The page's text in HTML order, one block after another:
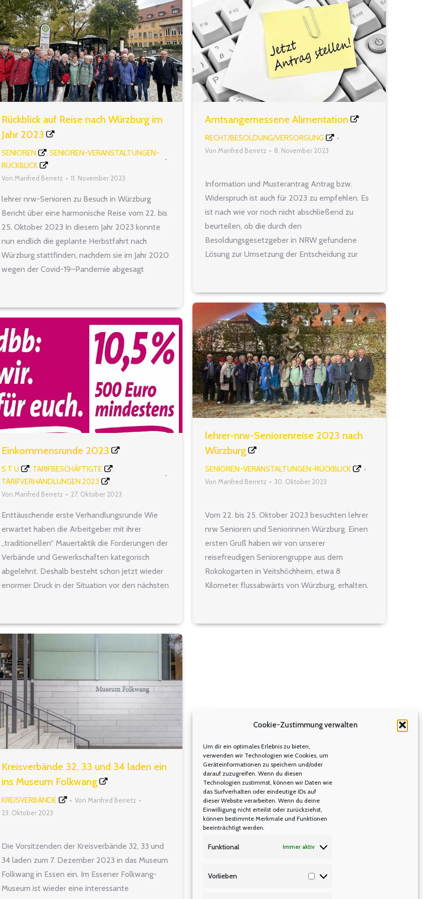
Cookie-Zustimmung verwalten
Um dir ein optimales Erlebnis zu bieten,
verwenden wir Technologien wie Cookies, um
Geräteinformationen zu speichern und/oder
darauf zuzugreifen. Wenn du diesen
Technologien zustimmst, können wir Daten wie
das Surfverhalten oder eindeutige IDs auf
dieser Website verarbeiten. Wenn du deine
Einwilligung nicht erteilst oder zurückziehst,
können bestimmte Merkmale und Funktionen
beeinträchtigt werden.
Funktional Immer aktiv
Vorlieben
Rückblick auf Reise nach Würzburg im
Jahr 2023
SENIOREN
SENIOREN-VERANSTALTUNGEN-
RÜCKBLICK
Von Manfred Berretz 11. November 2023
lehrer nrw-Senioren zu Besuch in Würzburg
Bericht über eine harmonische Reise vom 22. bis
25. Oktober 2023 In diesem Jahr 2023 konnte
nun endlich die geplante Herbstfahrt nach
Würzburg stattfinden, nachdem sie im Jahr 2020
wegen der Covid-19–Pandemie abgesagt
Oktober 2023…
Amtsangemessene Alimentation
RECHT/BESOLDUNG/VERSORGUNG
Von Manfred Berretz 8. November 2023
Information und Musterantrag Antrag bzw.
Widerspruch ist auch für 2023 zu empfehlen. Es
ist nach wie vor noch nicht abschließend zu
beurteilen, ob die durch den
Besoldungsgesetzgeber in NRW gefundene
Lösung zur Umsetzung der Entscheidung zur
Bundesverfassungsgerichts nunmehr
verfassungsgemäß ist. Daher kann nicht
ausgeschlossen werden,…
lehrer-nrw-Seniorenreise 2023 nach
Würzburg
SENIOREN-VERANSTALTUNGEN-RÜCKBLICK
Von Manfred Berretz 30. Oktober 2023
Vom 22. bis 25. Oktober 2023 besuchten lehrer
nrw Senioren und Seniorinnen Würzburg. Einen
ersten Gruß haben wir von unserer
reisefreudigen Seniorengruppe aus dem
Rokokogarten in Veitshöchheim, etwa 8
Kilometer flussabwärts von Würzburg, erhalten.
Residenzstadt Würzburg. Dort wollten unsere
Einkommensrunde 2023
S T U TARIFBESCHÄFTIGTE
TARIFVERHANDLUNGEN 2023
Von Manfred Berretz 27. Oktober 2023
Enttäuschende erste Verhandlungsrunde Wie
erwartet haben die Arbeitgeber mit ihrer
„traditionellen“ Mauertaktik die Forderungen der
Verbände und Gewerkschaften kategorisch
abgelehnt. Deshalb besteht schon jetzt wieder
enormer Druck in der Situation vor den nächsten
Personalprobleme des öffentlichen Dienstes
nicht lösen können. Für weitere Informationen…
Kreisverbände 32, 33 und 34 laden ein
ins Museum Folkwang
KREISVERBÄNDE Von Manfred Berretz
23. Oktober 2023
Die Vorsitzenden der Kreisverbände 32, 33 und
34 laden zum 7. Dezember 2023 in das Museum
Folkwang in Essen ein. Im Essener Folkwang-
Museum ist wieder eine interessante